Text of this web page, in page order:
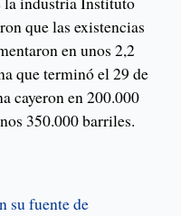
que las existencias
en unos 2,2
que terminó el 29 de
cayeron en 200.000
350.000 barriles.
su fuente de